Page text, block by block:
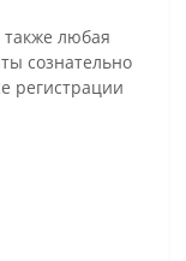
любая
сознательно
регистрации